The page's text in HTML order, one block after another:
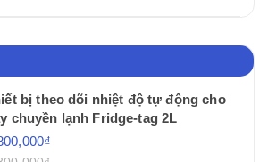
bị theo dõi nhiệt độ tự động cho
chuyền lạnh Fridge-tag 2L